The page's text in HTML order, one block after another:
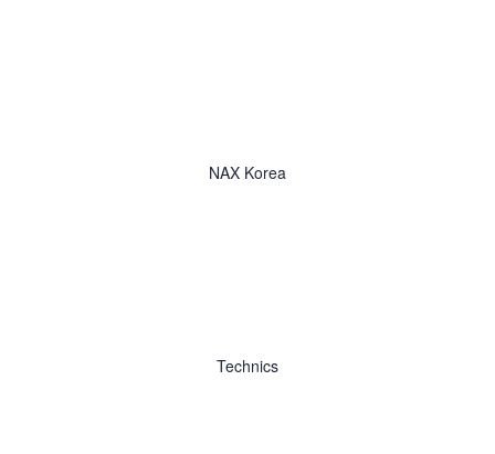
NAX Korea
Technics